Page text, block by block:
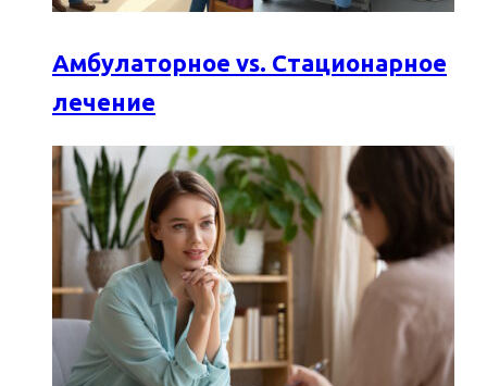
Амбулаторное vs. Стационарное
лечение